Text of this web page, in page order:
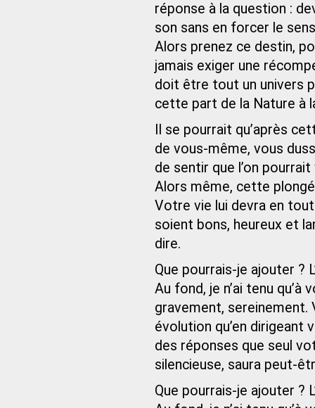
réponse à la question :
son sans en forcer le
Alors prenez ce destin,
jamais exiger une
doit être tout un univers
cette part de la Nature à
Il se pourrait qu’après
de vous-même, vous
de sentir que l’on
Alors même, cette
Votre vie lui devra en
soient bons, heureux et
dire.
Que pourrais-je ajouter ?
Au fond, je n’ai tenu
gravement,
évolution qu’en dirigeant
des réponses que seul
silencieuse, saura peut-
Que pourrais-je ajouter ?